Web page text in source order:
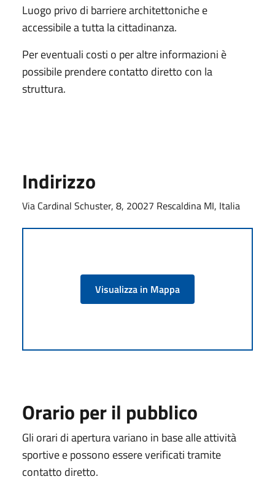
Luogo privo di barriere architettoniche e
accessibile a tutta la cittadinanza.
Per eventuali costi o per altre informazioni è
possibile prendere contatto diretto con la
struttura.
Indirizzo
Via Cardinal Schuster, 8, 20027 Rescaldina MI, Italia
Visualizza in Mappa
Orario per il pubblico
Gli orari di apertura variano in base alle attività
sportive e possono essere verificati tramite
contatto diretto.